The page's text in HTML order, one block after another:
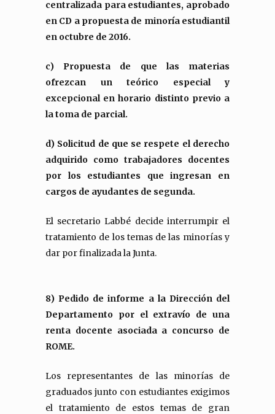
centralizada para estudiantes, aprobado
en CD a propuesta de minoría estudiantil
en octubre de 2016.
c) Propuesta de que las materias
ofrezcan un teórico especial y
excepcional en horario distinto previo a
la toma de parcial.
d) Solicitud de que se respete el derecho
adquirido como trabajadores docentes
por los estudiantes que ingresan en
cargos de ayudantes de segunda.
El secretario Labbé decide interrumpir el
tratamiento de los temas de las minorías y
dar por finalizada la Junta.
8) Pedido de informe a la Dirección del
Departamento por el extravío de una
renta docente asociada a concurso de
ROME.
Los representantes de las minorías de
graduados junto con estudiantes exigimos
el tratamiento de estos temas de gran